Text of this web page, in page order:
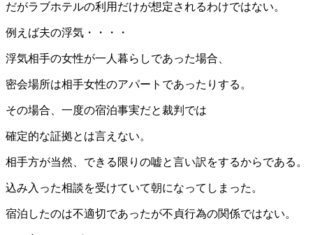
だがラブホテルの利用だけが想定されるわけではない。
例えば夫の浮気・・・・
浮気相手の女性が一人暮らしであった場合、
密会場所は相手女性のアパートであったりする。
その場合、一度の宿泊事実だと裁判では
確定的な証拠とは言えない。
相手方が当然、できる限りの嘘と言い訳をするからである。
込み入った相談を受けていて朝になってしまった。
宿泊したのは不適切であったが不貞行為の関係ではない。